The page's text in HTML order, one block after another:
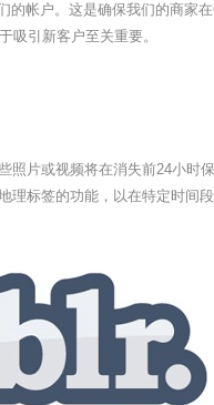
的帐户。这是确保我们的商家
吸引新客户至关重要。
照片或视频将在消失前24小
理标签的功能，以在特定时间